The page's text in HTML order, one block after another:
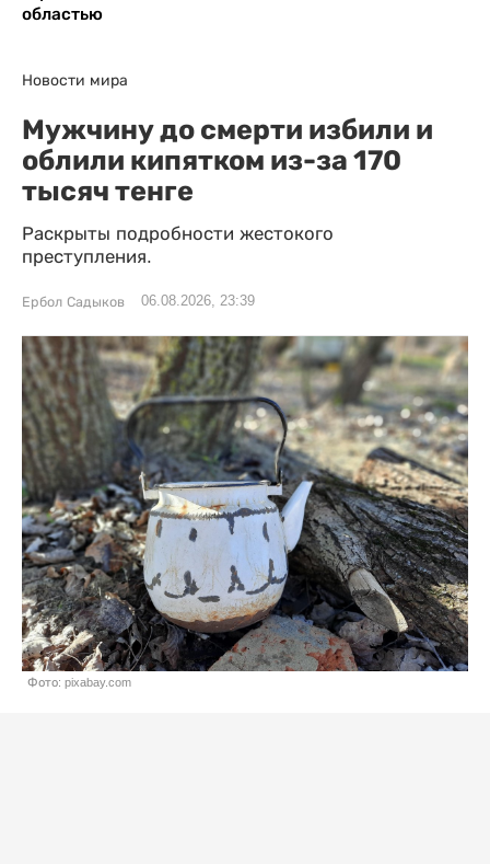
областью
Новости мира
Мужчину до смерти избили и
облили кипятком из-за 170
тысяч тенге
Раскрыты подробности жестокого
преступления.
Ербол Садыков 06.08.2026, 23:39
Фото: pixabay.com